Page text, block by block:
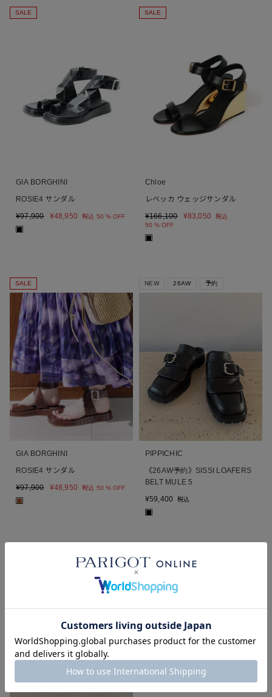
SALE
GIA BORGHINI
ROSIE4 サンダル
¥97,900 ¥48,950 税込 50 % OFF
SALE
Chloe
レベッカ ウェッジサンダル
¥166,100 ¥83,050
税込
50 % OFF
SALE
GIA BORGHINI
ROSIE4 サンダル
¥97,900 ¥48,950 税込 50 % OFF
■
NEW 26AW 予約
PIPPICHIC
《26AW予約》SISSI LOAFERS
BELT MULE 5
¥59,400 税込
■
予約